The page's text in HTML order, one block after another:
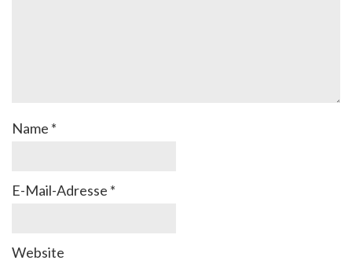
Name *
E-Mail-Adresse *
Website